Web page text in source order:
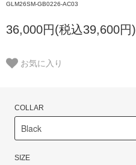
GLM26SM-GB0226-AC03
36,000円(税込39,600円)
お気に入り
COLLAR
SIZE